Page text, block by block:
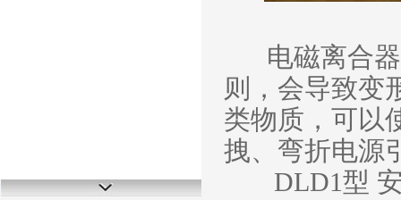
电磁离合器
则，会导致变
类物质，可以
拽、弯折电源
DLD1型 安